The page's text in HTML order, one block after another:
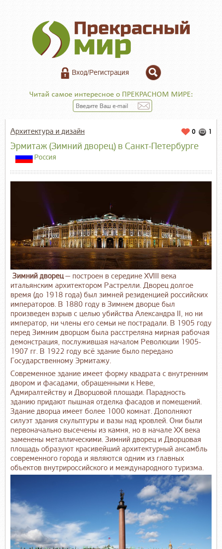
Вход/Регистрация
Читай самое интересное о ПРЕКРАСНОМ МИРЕ:
1
0
Архитектура и дизайн
Эрмитаж (Зимний дворец) в Санкт-Петербурге
Россия
Зимний дворец— построен в середине XVIII века
итальянским архитектором Растрелли. Дворец долгое
время (до 1918 года) был зимней резиденцией российских
императоров. В 1880 году в Зимнем дворце был
произведен взрыв с целью убийства Александра II, но ни
император, ни члены его семьи не пострадали. В 1905 году
перед Зимним дворцом была расстреляна мирная рабочая
демонстрация, послужившая началом Революции 1905-
1907 гг. В 1922 году всё здание было передано
Государственному Эрмитажу.
Современное здание имеет форму квадрата с внутренним
двором и фасадами, обращенными к Неве,
Адмиралтейству и Дворцовой площади. Парадность
зданию придают пышная отделка фасадов и помещений.
Здание дворца имеет более 1000 комнат. Дополняют
силуэт здания скульптуры и вазы над кровлей. Они были
первоначально высечены из камня, но в начале XX века
заменены металлическими. Зимний дворец и Дворцовая
площадь образуют красивейший архитектурный ансамбль
современного города и являются одним из главных
объектов внутрироссийского и международного туризма.